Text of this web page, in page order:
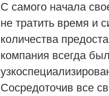
С самого начала
не тратить время и
количества
компания всегда
Сосредоточив все